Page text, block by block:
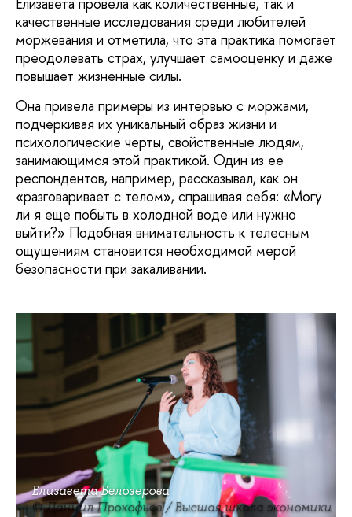
качественные исследования среди любителей
моржевания и отметила, что эта практика помогает
преодолевать страх, улучшает самооценку и даже
повышает жизненные силы.
Она привела примеры из интервью с моржами,
подчеркивая их уникальный образ жизни и
психологические черты, свойственные людям,
занимающимся этой практикой. Один из ее
респондентов, например, рассказывал, как он
«разговаривает с телом», спрашивая себя: «Могу
ли я еще побыть в холодной воде или нужно
выйти?» Подобная внимательность к телесным
ощущениям становится необходимой мерой
безопасности при закаливании.
Елизавета Белозерова
© Даниил Прокофьев / Высшая школа экономики